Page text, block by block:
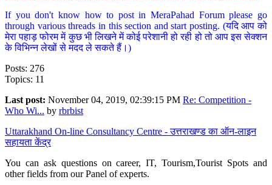
If you don't know how to post in MeraPahad Forum please go
through various threads in this section and start posting. (यदि आप को
मेरा पहाड़ फोरम में कुछ भी लिखने में कोई परेशानी हो रही हो तो आप इस सेक्शन
के विभिन्न लेखों से मदद ले सकते हैं।)
Posts: 276
Topics: 11
Last post: November 04, 2019, 02:39:15 PM Re: Competition -
Who Wi... by rbrbist
Uttarakhand On-line Consultancy Centre - उत्तराखण्ड का ऑन-लाइन
सहायता केंद्र
You can ask questions on career, IT, Tourism,Tourist Spots and
other fields from our Panel of experts.